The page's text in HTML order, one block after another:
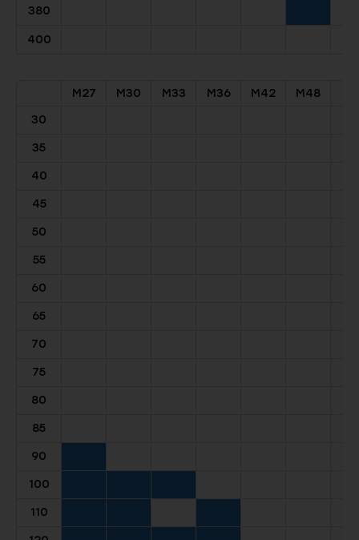
380
400
M27 M30 M33 M36 M42
M48
30
35
40
45
50
55
60
65
70
75
80
85
90
100
110